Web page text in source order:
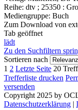
Reihe: dtv ; 25350 :
Mediengruppe: Buch
Zum Download von
Tab geöffnet
lädt
Zu den Suchfiltern
Sortieren nach
1 2 Letzte Seite 20
Trefferliste drucken
versenden
Copyright 2025 by
Datenschutzerklärung |